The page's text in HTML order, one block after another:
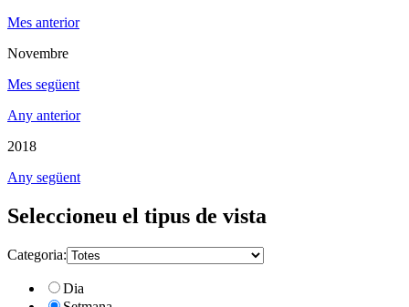
Mes anterior
Novembre
Mes següent
Any anterior
2018
Any següent
Seleccioneu el tipus de vista
Categoria:
Dia